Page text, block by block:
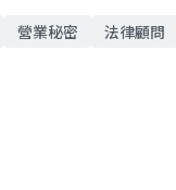
營業秘密 法律顧問